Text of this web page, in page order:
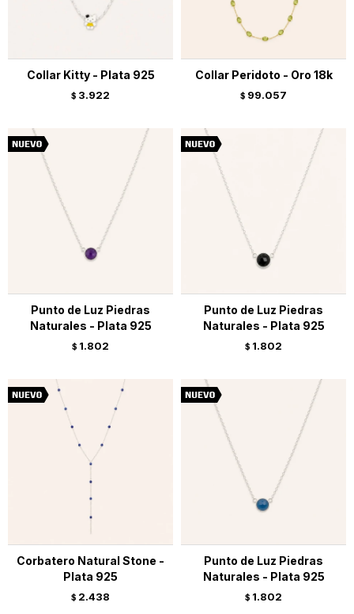
Collar Kitty - Plata 925
$ 3.922
Collar Peridoto - Oro 18k
$ 99.057
Punto de Luz Piedras
Naturales - Plata 925
$ 1.802
Punto de Luz Piedras
Naturales - Plata 925
$ 1.802
Corbatero Natural Stone -
Plata 925
$ 2.438
Punto de Luz Piedras
Naturales - Plata 925
$ 1.802